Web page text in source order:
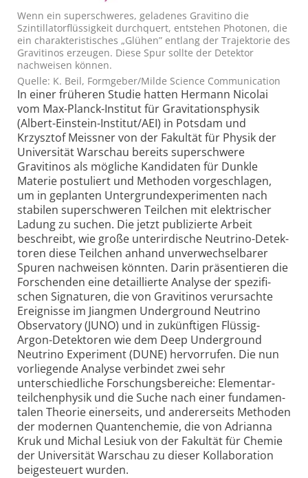
Wenn ein superschweres, geladenes Gravitino die
Szintillatorflüssigkeit durchquert, entstehen Photonen, die
ein charakteristisches „Glühen” entlang der Trajektorie des
Gravitinos erzeugen. Diese Spur sollte der Detektor
nachweisen können.
Quelle: K. Beil, Formgeber/Milde Science Communication
In einer früheren Studie hatten Hermann Nicolai
vom Max-Planck-Institut für Gravitationsphysik
(Albert-Einstein-Institut/AEI) in Potsdam und
Krzysztof Meissner von der Fakultät für Physik der
Universität Warschau bereits superschwere
Gravitinos als mögliche Kandidaten für Dunkle
Materie postuliert und Methoden vorgeschlagen,
um in geplanten Untergrund­experimenten nach
stabilen super­schweren Teilchen mit elektrischer
Ladung zu suchen. Die jetzt publizierte Arbeit
beschreibt, wie große unter­irdische Neutrino-Detek­
toren diese Teilchen anhand unver­wechsel­barer
Spuren nach­weisen könnten. Darin präsentieren die
Forschenden eine detaillierte Analyse der spezifi­
schen Signaturen, die von Gravitinos verursachte
Ereignisse im Jiangmen Under­ground Neutrino
Observa­tory (JUNO) und in zukünftigen Flüssig-
Argon-Detektoren wie dem Deep Under­ground
Neutrino Experiment (DUNE) hervorrufen. Die nun
vorliegende Analyse verbindet zwei sehr
unterschiedliche Forschungs­bereiche: Elementar­
teilchen­physik und die Suche nach einer fundamen­
talen Theorie einer­seits, und anderer­seits Methoden
der modernen Quanten­chemie, die von Adrianna
Kruk und Michal Lesiuk von der Fakultät für Chemie
der Univers­ität Warschau zu dieser Kollabo­ration
beigesteuert wurden.